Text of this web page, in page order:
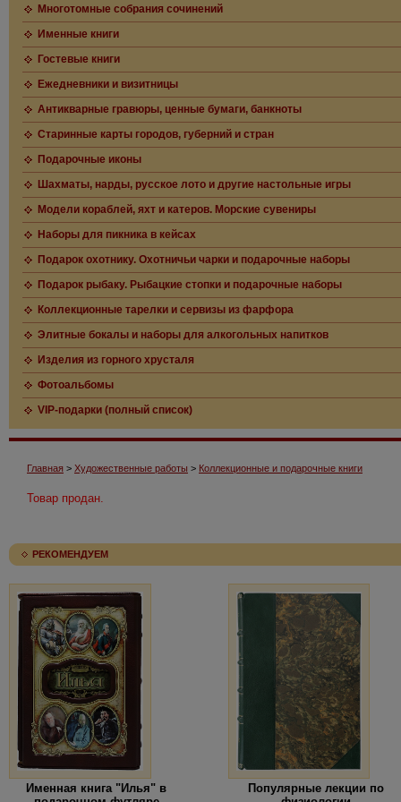
Многотомные собрания сочинений
Именные книги
Гостевые книги
Ежедневники и визитницы
Антикварные гравюры, ценные бумаги, банкноты
Старинные карты городов, губерний и стран
Подарочные иконы
Шахматы, нарды, русское лото и другие настольные игры
Модели кораблей, яхт и катеров. Морские сувениры
Наборы для пикника в кейсах
Подарок охотнику. Охотничьи чарки и подарочные наборы
Подарок рыбаку. Рыбацкие стопки и подарочные наборы
Коллекционные тарелки и сервизы из фарфора
Элитные бокалы и наборы для алкогольных напитков
Изделия из горного хрусталя
Фотоальбомы
VIP-подарки (полный список)
Главная > Художественные работы > Коллекционные и подарочные книги
Товар продан.
РЕКОМЕНДУЕМ
Именная книга "Илья" в
Популярные лекции по